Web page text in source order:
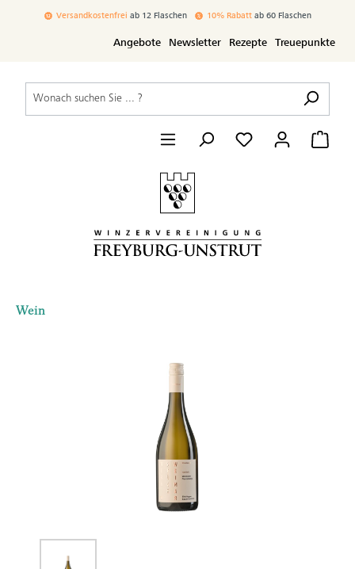
springen
Versandkostenfrei ab 12 Flaschen 10% Rabattab 60 Flaschen
Angebote Newsletter Rezepte Treuepunkte
Wein